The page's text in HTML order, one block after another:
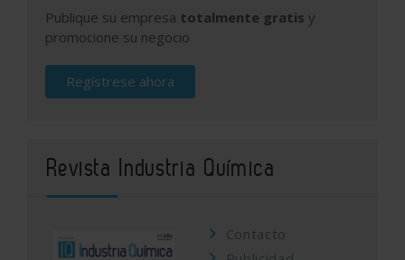
Publique su empresa totalmente gratis y
promocione su negocio
Regístrese ahora
Revista Industria Química
Contacto